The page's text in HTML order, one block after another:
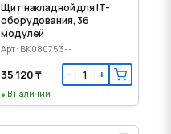
Щит накладной для IT-
оборудования, 36
модулей
Арт: BK080753--
35 120 ₸ − +
В наличии